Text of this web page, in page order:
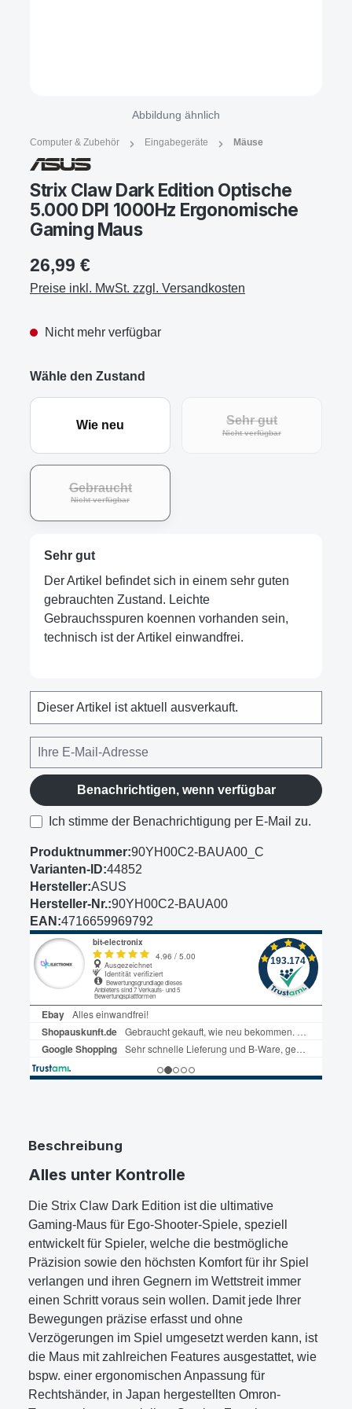
Abbildung ähnlich
Computer & Zubehör Eingabegeräte Mäuse
Strix Claw Dark Edition Optische
5.000 DPI 1000Hz Ergonomische
Gaming Maus
26,99 €
Preise inkl. MwSt. zzgl. Versandkosten
Nicht mehr verfügbar
Wähle den Zustand
Wie neu Sehr gut
Nicht verfügbar
Gebraucht
Nicht verfügbar
Sehr gut
Der Artikel befindet sich in einem sehr guten
gebrauchten Zustand. Leichte
Gebrauchsspuren koennen vorhanden sein,
technisch ist der Artikel einwandfrei.
Dieser Artikel ist aktuell ausverkauft.
Benachrichtigen, wenn verfügbar
Ich stimme der Benachrichtigung per E-Mail zu.
Produktnummer:90YH00C2-BAUA00_C
Varianten-ID:44852
Hersteller:ASUS
Hersteller-Nr.:90YH00C2-BAUA00
EAN:4716659969792
Beschreibung
Alles unter Kontrolle
Die Strix Claw Dark Edition ist die ultimative
Gaming-Maus für Ego-Shooter-Spiele, speziell
entwickelt für Spieler, welche die bestmögliche
Präzision sowie den höchsten Komfort für ihr Spiel
verlangen und ihren Gegnern im Wettstreit immer
einen Schritt voraus sein wollen. Damit jede Ihrer
Bewegungen präzise erfasst und ohne
Verzögerungen im Spiel umgesetzt werden kann, ist
die Maus mit zahlreichen Features ausgestattet, wie
bspw. einer ergonomischen Anpassung für
Rechtshänder, in Japan hergestellten Omron-